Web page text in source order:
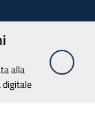
alla